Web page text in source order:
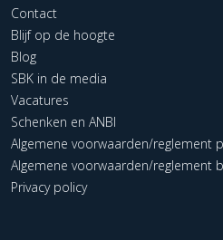
Contact
Blijf op de hoogte
Blog
SBK in de media
Vacatures
Schenken en ANBI
Algemene voorwaarden/reglement
Algemene voorwaarden/reglement
Privacy policy